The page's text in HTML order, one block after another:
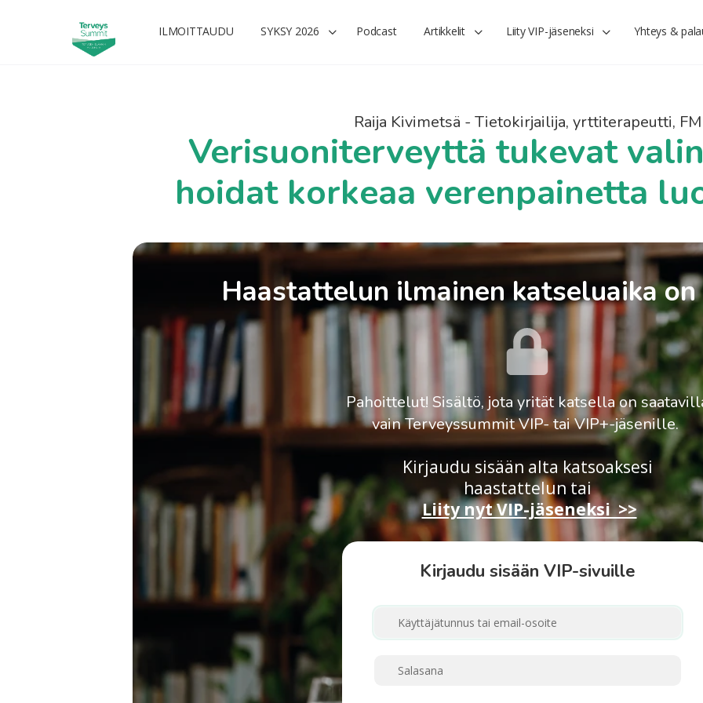
ILMOITTAUDU SYKSY 2026 Podcast Artikkelit Liity VIP-jäseneksi Yhteys &
Raija Kivimetsä - Tietokirjailija, yrttiterapeutti, FM
Verisuoniterveyttä tukevat
hoidat korkeaa verenpainetta
Haastattelun ilmainen katseluaika
Pahoittelut! Sisältö, jota yrität katsella on
vain Terveyssummit VIP- tai VIP+-jäsenille.
Kirjaudu sisään alta katsoaksesi
haastatteluntai
Liity nyt VIP-jäseneksi >>
Kirjaudu sisään VIP-sivuille